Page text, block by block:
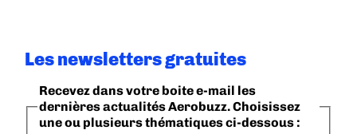
Les newsletters gratuites
Recevez dans votre boite e-mail les
dernières actualités Aerobuzz. Choisissez
une ou plusieurs thématiques ci-dessous :